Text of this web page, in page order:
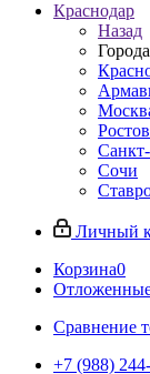
Краснодар
Назад
Города
Сочи
Личный
Корзина0
Сравнение
+7 (988)